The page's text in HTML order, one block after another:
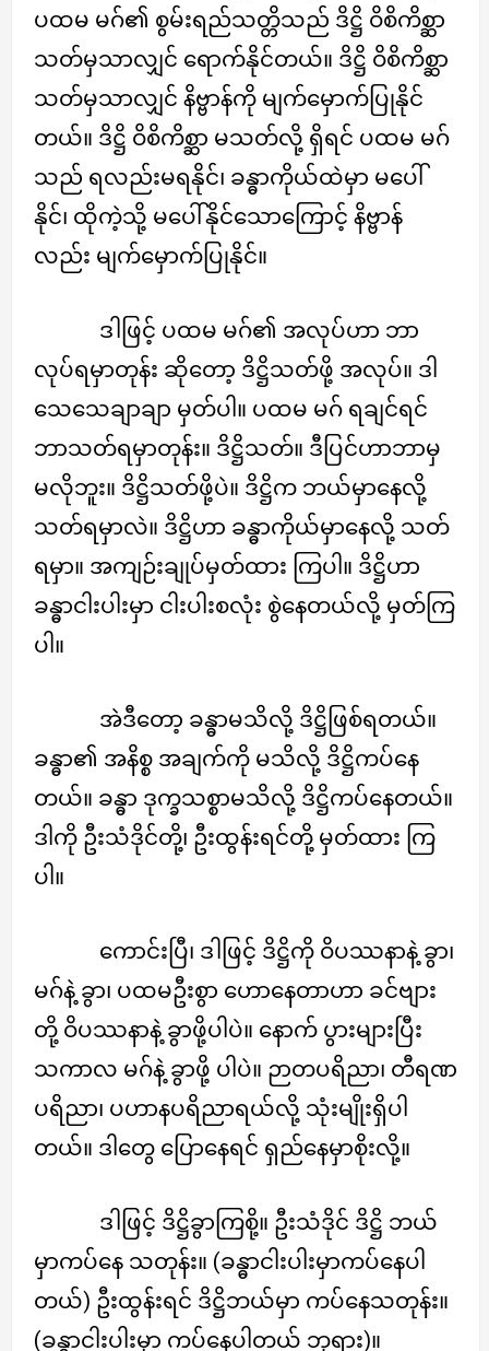
ပထမ မဂ်၏ စွမ်းရည်သတ္တိသည် ဒိဋ္ဌိ ဝိစိကိစ္ဆာ
သတ်မှသာလျှင် ရောက်နိုင်တယ်။ ဒိဋ္ဌိ ဝိစိကိစ္ဆာ
သတ်မှသာလျှင် နိဗ္ဗာန်ကို မျက်မှောက်ပြုနိုင်
တယ်။ ဒိဋ္ဌိ ဝိစိကိစ္ဆာ မသတ်လို့ ရှိရင် ပထမ မဂ်
သည် ရလည်းမရနိုင်၊ ခန္ဓာကိုယ်ထဲမှာ မပေါ်
နိုင်၊ ထိုကဲ့သို့ မပေါ်နိုင်သောကြောင့် နိဗ္ဗာန်
လည်း မျက်မှောက်ပြုနိုင်။
ဒါဖြင့် ပထမ မဂ်၏ အလုပ်ဟာ ဘာ
လုပ်ရမှာတုန်း ဆိုတော့ ဒိဋ္ဌိသတ်ဖို့ အလုပ်။ ဒါ
သေသေချာချာ မှတ်ပါ။ ပထမ မဂ် ရချင်ရင်
ဘာသတ်ရမှာတုန်း။ ဒိဋ္ဌိသတ်။ ဒီပြင်ဟာဘာမှ
မလိုဘူး။ ဒိဋ္ဌိသတ်ဖို့ပဲ။ ဒိဋ္ဌိက ဘယ်မှာနေလို့
သတ်ရမှာလဲ။ ဒိဋ္ဌိဟာ ခန္ဓာကိုယ်မှာနေလို့ သတ်
ရမှာ။ အကျဉ်းချုပ်မှတ်ထား ကြပါ။ ဒိဋ္ဌိဟာ
ခန္ဓာငါးပါးမှာ ငါးပါးစလုံး စွဲနေတယ်လို့ မှတ်ကြ
ပါ။
အဲဒီတော့ ခန္ဓာမသိလို့ ဒိဋ္ဌိဖြစ်ရတယ်။
ခန္ဓာ၏ အနိစ္စ အချက်ကို မသိလို့ ဒိဋ္ဌိကပ်နေ
တယ်။ ခန္ဓာ ဒုက္ခသစ္စာမသိလို့ ဒိဋ္ဌိကပ်နေတယ်။
ဒါကို ဦးသံဒိုင်တို့၊ ဦးထွန်းရင်တို့ မှတ်ထား ကြ
ပါ။
ကောင်းပြီ၊ ဒါဖြင့် ဒိဋ္ဌိကို ဝိပဿနာနဲ့ ခွာ၊
မဂ်နဲ့ ခွာ၊ ပထမဦးစွာ ဟောနေတာဟာ ခင်ဗျား
တို့ ဝိပဿနာနဲ့ ခွာဖို့ပါပဲ။ နောက် ပွားများပြီး
သကာလ မဂ်နဲ့ ခွာဖို့ ပါပဲ။ ဉာတပရိညာ၊ တီရဏ
ပရိညာ၊ ပဟာနပရိညာရယ်လို့ သုံးမျိုးရှိပါ
တယ်။ ဒါတွေ ပြောနေရင် ရှည်နေမှာစိုးလို့။
ဒါဖြင့် ဒိဋ္ဌိခွာကြစို့။ ဦးသံဒိုင် ဒိဋ္ဌိ ဘယ်
မှာကပ်နေ သတုန်း။ (ခန္ဓာငါးပါးမှာကပ်နေပါ
တယ်) ဦးထွန်းရင် ဒိဋ္ဌိဘယ်မှာ ကပ်နေသတုန်း။
(ခန္ဓာငါးပါးမှာ ကပ်နေပါတယ် ဘုရား)။